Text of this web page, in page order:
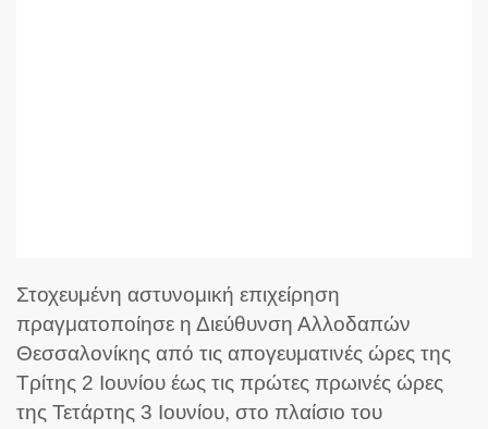
Στοχευμένη αστυνομική επιχείρηση
πραγματοποίησε η Διεύθυνση Αλλοδαπών
Θεσσαλονίκης από τις απογευματινές ώρες της
Τρίτης 2 Ιουνίου έως τις πρώτες πρωινές ώρες
της Τετάρτης 3 Ιουνίου, στο πλαίσιο του